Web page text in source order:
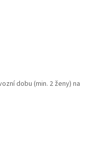
dobu (min. 2 ženy) na